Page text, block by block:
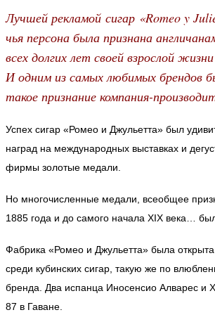
Лучшей рекламой сигар «Romeo y
чья персона была признана
всех долгих лет своей взрослой
И одним из самых любимых брендов
такое признание компания-
Успех сигар «Ромео и Джульетта» был
наград на международных выставках и
фирмы золотые медали.
Но многочисленные медали, всеобщее
1885 года и до самого начала XIX века…
Фабрика «Ромео и Джульетта» была
среди кубинских сигар, такую же по
бренда. Два испанца Иносенсио Алварес и
87 в Гаване.